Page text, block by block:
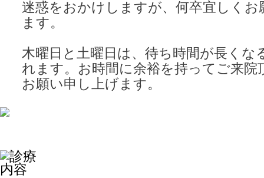
迷惑をおかけしますが、何卒宜しくお
ます。
木曜日と土曜日は、待ち時間が長くな
れます。お時間に余裕を持ってご来院
お願い申し上げます。